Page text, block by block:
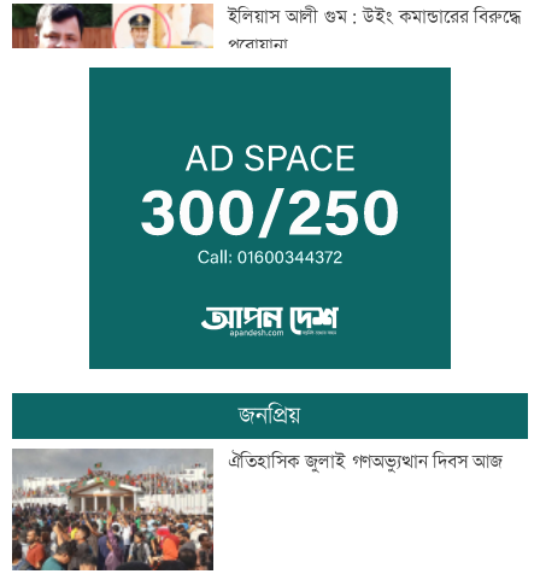
ইলিয়াস আলী গুম: উইং কমান্ডারের বিরুদ্ধে
পরোয়ানা
আইসাকা ঢাকা চ্যাপ্টারের নতুন সভাপতি
আজাদ, সেক্রেটারি ফারুক
প্রবীণ সাংবাদিক মৃণাল কৃষ্ণ আর নেই
দেশের মানুষকে দেয়া জবান রক্ষা করতে
চাই: প্রধানমন্ত্রী
জনপ্রিয়
ঐতিহাসিক জুলাই গণঅভ্যুত্থান দিবস আজ